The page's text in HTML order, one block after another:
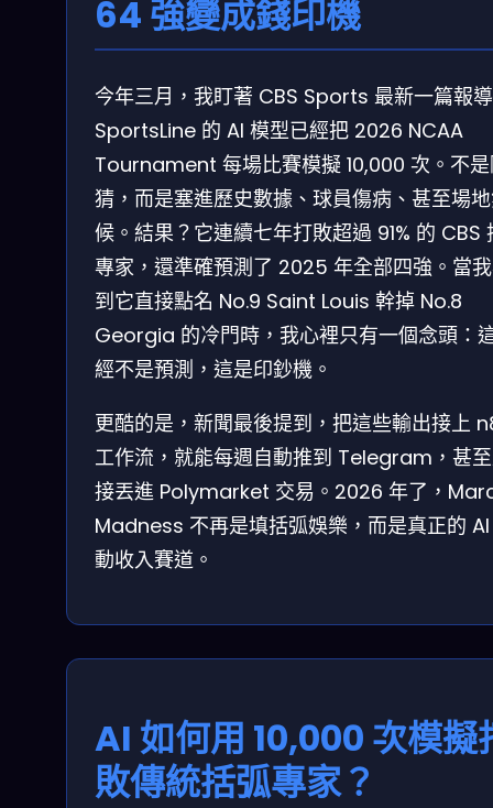
64 強變成錢印機
今年三月，我盯著 CBS Sports 最新一篇報
SportsLine 的 AI 模型已經把 2026 NCAA
Tournament 每場比賽模擬 10,000 次。不
猜，而是塞進歷史數據、球員傷病、甚至場
候。結果？它連續七年打敗超過 91% 的 CBS
專家，還準確預測了 2025 年全部四強。當
到它直接點名 No.9 Saint Louis 幹掉 No.8
Georgia 的冷門時，我心裡只有一個念頭：
經不是預測，這是印鈔機。
更酷的是，新聞最後提到，把這些輸出接上
工作流，就能每週自動推到 Telegram，甚
接丟進 Polymarket 交易。2026 年了，
Madness 不再是填括弧娛樂，而是真正的
動收入賽道。
AI 如何用 10,000 次模擬
敗傳統括弧專家？